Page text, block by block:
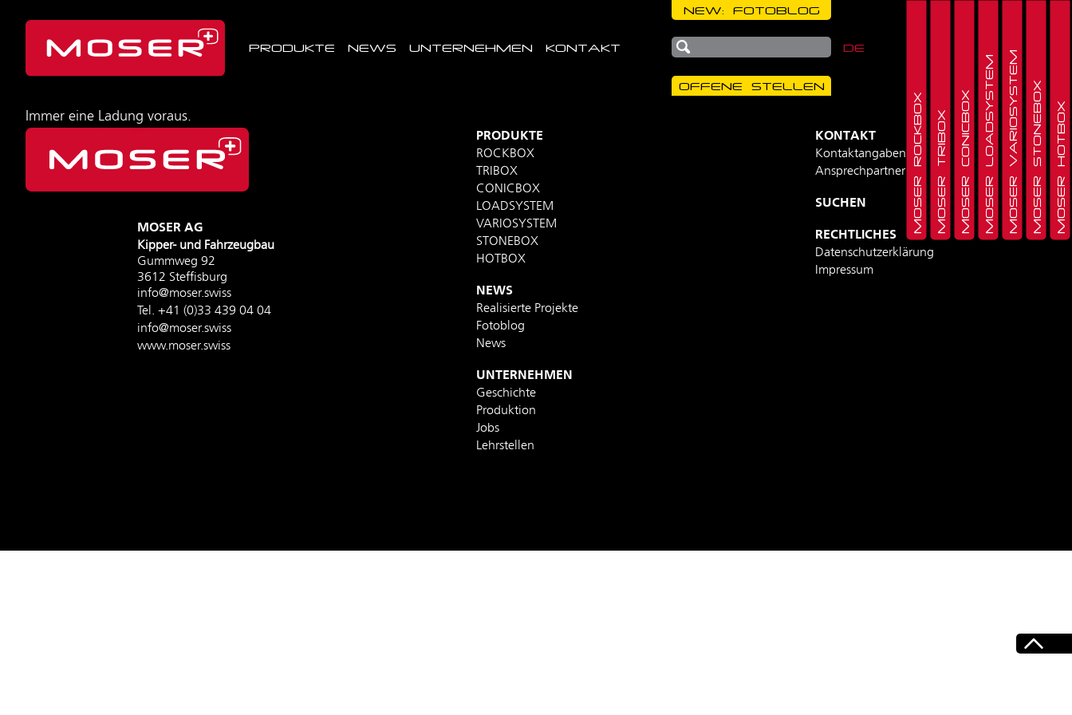
Immer eine Ladung voraus.
PRODUKTE NEWS UNTERNEHMEN KONTAKT DE
NEW: FOTOBLOG
OFFENE STELLEN
MOSER ROCKBOXMOSER TRIBOXMOSER CONICBOXMOSER LOADSYSTEMMOSER VARIOSYSTEMMOSER STONEBOXMOSER HOTBOX
MOSER AG
Kipper- und Fahrzeugbau
Gummweg 92
3612 Steffisburg
info@moser.swiss
Tel. +41 (0)33 439 04 04
info@moser.swiss
www.moser.swiss
PRODUKTE
ROCKBOX
TRIBOX
CONICBOX
LOADSYSTEM
VARIOSYSTEM
STONEBOX
HOTBOX
NEWS
Realisierte Projekte
Fotoblog
News
UNTERNEHMEN
Geschichte
Produktion
Jobs
Lehrstellen
KONTAKT
Kontaktangaben
Ansprechpartner
SUCHEN
RECHTLICHES
Datenschutzerklärung
Impressum